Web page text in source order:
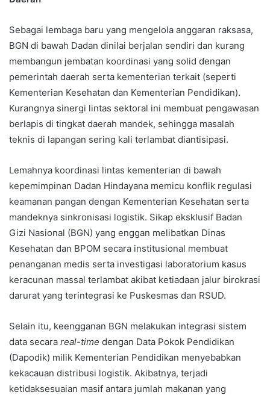
Sebagai lembaga baru yang mengelola anggaran raksasa,
BGN di bawah Dadan dinilai berjalan sendiri dan kurang
membangun jembatan koordinasi yang solid dengan
pemerintah daerah serta kementerian terkait (seperti
Kementerian Kesehatan dan Kementerian Pendidikan).
Kurangnya sinergi lintas sektoral ini membuat pengawasan
berlapis di tingkat daerah mandek, sehingga masalah
teknis di lapangan sering kali terlambat diantisipasi.
Lemahnya koordinasi lintas kementerian di bawah
kepemimpinan Dadan Hindayana memicu konflik regulasi
keamanan pangan dengan Kementerian Kesehatan serta
mandeknya sinkronisasi logistik. Sikap eksklusif Badan
Gizi Nasional (BGN) yang enggan melibatkan Dinas
Kesehatan dan BPOM secara institusional membuat
penanganan medis serta investigasi laboratorium kasus
keracunan massal terlambat akibat ketiadaan jalur birokrasi
darurat yang terintegrasi ke Puskesmas dan RSUD.
Selain itu, keengganan BGN melakukan integrasi sistem
data secara real-time dengan Data Pokok Pendidikan
(Dapodik) milik Kementerian Pendidikan menyebabkan
kekacauan distribusi logistik. Akibatnya, terjadi
ketidaksesuaian masif antara jumlah makanan yang